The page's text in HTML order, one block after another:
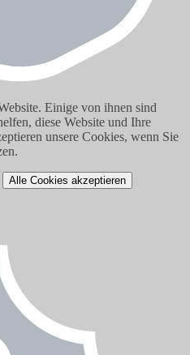
Einige von ihnen sind
diese Website und Ihre
unsere Cookies, wenn Sie
Alle Cookies akzeptieren